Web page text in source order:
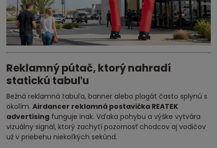
Reklamný pútač, ktorý nahradí
statickú tabuľu
Bežná reklamná tabuľa, banner alebo plagát často splynú s
okolím.Airdancer reklamná postavička REATEK
advertising funguje inak. Vďaka pohybu a výške vytvára
vizuálny signál, ktorý zachytí pozornosť chodcov aj vodičov
už v priebehu niekoľkých sekúnd.